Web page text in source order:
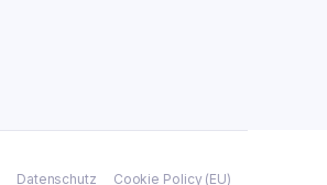
Datenschutz Cookie Policy (EU)